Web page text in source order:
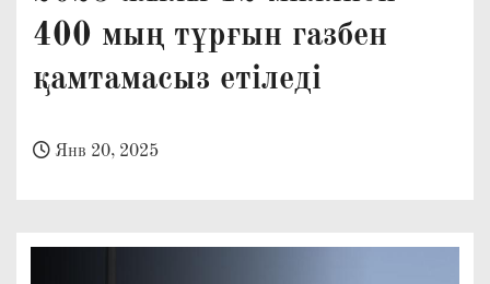
400 мың тұрғын газбен
қамтамасыз етіледі
Янв 20, 2025